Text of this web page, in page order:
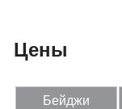
Цены
Бейджи